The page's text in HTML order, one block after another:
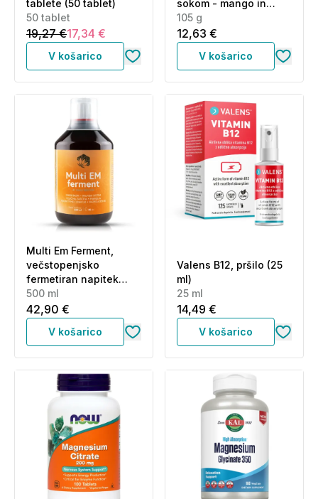
tablete (50 tablet)
50 tablet
19,27 €17,34 €
V košarico
sokom - mango in
pasijonka (105 g)
105 g
12,63 €
V košarico
Multi Em Ferment,
večstopenjsko
fermetiran napitek
(500 ml)
500 ml
42,90 €
V košarico
Valens B12, pršilo (25
ml)
25 ml
14,49 €
V košarico